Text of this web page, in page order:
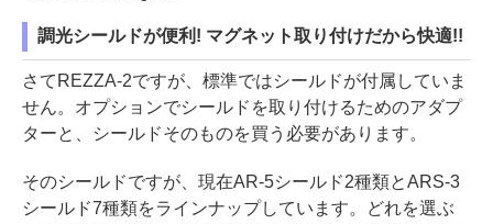
調光シールドが便利! マグネット取り付けだから快適!!
さてREZZA-2ですが、標準ではシールドが付属していま
せん。オプションでシールドを取り付けるためのアダプ
ターと、シールドそのものを買う必要があります。
そのシールドですが、現在AR-5シールド2種類とARS-3
シールド7種類をラインナップしています。どれを選ぶ